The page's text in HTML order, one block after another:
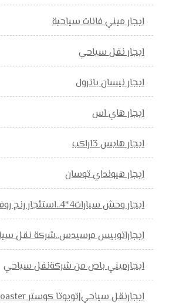
ايجار ميني فانات سياحية
ايجار نقل سياحي
ايجار نيسان باترول
ايجار هاي اس
ايجار هايس 13راكب
ايجار هيونداي توسان
ايجار وحش سيارات4*4..استئجار رنج روفر
ايجاراتوبيس مرسيدس..شركة نقل
ايجارميني باص من شركةنقل سياحي
ايجارنقل سياحي|تويوتا كوستر ToyotaCoaster